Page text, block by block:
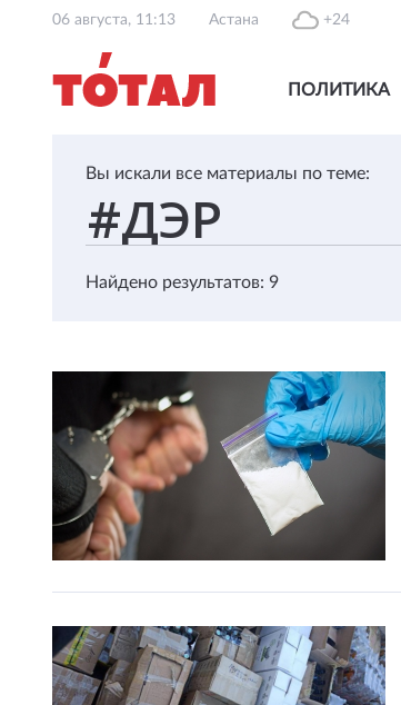
06 августа, 11:13 Астана +24
ПОЛИТИКА
Вы искали все материалы по теме:
Найдено результатов: 9